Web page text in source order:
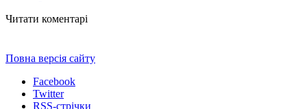
Читати коментарі
Повна версія сайту
Facebook
Twitter
RSS-стрічки